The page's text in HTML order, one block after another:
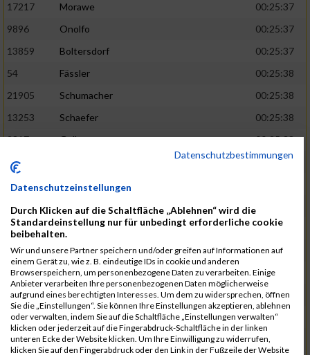
17217
Morawe
00:25:37
9896
Onolfo
00:25:37
13859
Boltersdorf
00:25:37
54
Fässler
00:25:38
21905
Schumacher
00:25:38
13253
Schaefer
00:25:38
2317
Golbar
00:25:38
5561
00:25:38
12006
Laudien
9273
Nicotra
7717
Lades
00:25:38
15581
Adamczak
00:25:38
3162
Heilig
00:25:39
3107
Schork
00:25:40
5888
Regneri
00:25:41
8971
Bien 00:25:42
Datenschutzbestimmungen
Datenschutzeinstellungen
Durch Klicken auf die Schaltfläche „Ablehnen“ wird die
Standardeinstellung nur für unbedingt erforderliche cookie
beibehalten.
Wir und unsere Partner speichern und/oder greifen auf Informationen auf
einem Gerät zu, wie z. B. eindeutige IDs in cookie und anderen
Browserspeichern, um personenbezogene Daten zu verarbeiten. Einige
Anbieter verarbeiten Ihre personenbezogenen Daten möglicherweise
aufgrund eines berechtigten Interesses. Um dem zu widersprechen, öffnen
Sie die „Einstellungen“. Sie können Ihre Einstellungen akzeptieren, ablehnen
oder verwalten, indem Sie auf die Schaltfläche „Einstellungen verwalten“
klicken oder jederzeit auf die Fingerabdruck-Schaltfläche in der linken
unteren Ecke der Website klicken. Um Ihre Einwilligung zu widerrufen,
klicken Sie auf den Fingerabdruck oder den Link in der Fußzeile der Website